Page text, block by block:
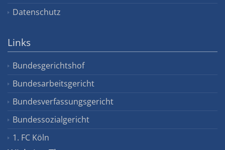
Datenschutz
Links
Bundesgerichtshof
Bundesarbeitsgericht
Bundesverfassungsgericht
Bundessozialgericht
1. FC Köln